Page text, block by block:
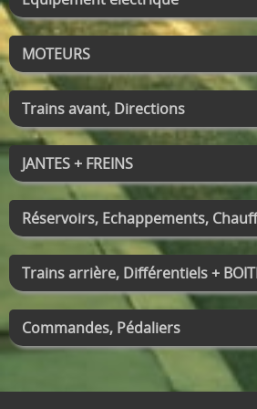
MOTEURS
Trains avant, Directions
JANTES + FREINS
Réservoirs, Echappements,
Trains arrière, Différentiels +
Commandes, Pédaliers